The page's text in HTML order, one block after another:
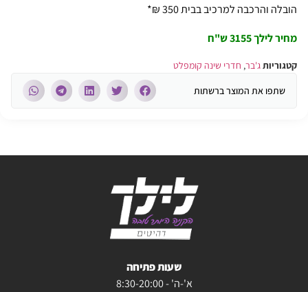
הובלה והרכבה למרכיב בבית 350 ₪*
מחיר לילך 3155 ש"ח
קטגוריותג'בר, חדרי שינה קומפלט
שתפו את המוצר ברשתות
שעות פתיחה
א'-ה' - 8:30-20:00